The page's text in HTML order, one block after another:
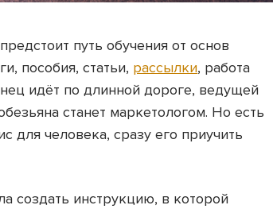
путь обучения от основ
пособия, статьи, рассылки, работа
идёт по длинной дороге, ведущей
станет маркетологом. Но есть
для человека, сразу его приучить
создать инструкцию, в которой